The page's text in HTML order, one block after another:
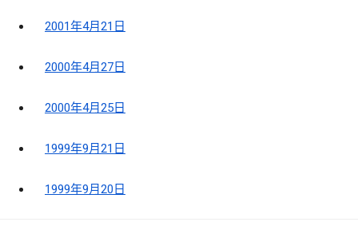
2001年4月21日
2000年4月27日
2000年4月25日
1999年9月21日
1999年9月20日